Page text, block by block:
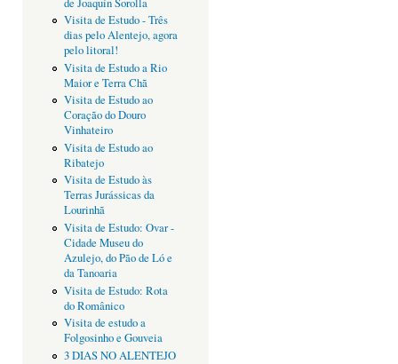
Visita de Estudo - Três
dias pelo Alentejo, agora
pelo litoral!
Visita de Estudo a Rio
Maior e Terra Chã
Visita de Estudo ao
Coração do Douro
Vinhateiro
Visita de Estudo ao
Ribatejo
Visita de Estudo às
Terras Jurássicas da
Lourinhã
Visita de Estudo: Ovar -
Cidade Museu do
Azulejo, do Pão de Ló e
da Tanoaria
Visita de Estudo: Rota
do Românico
Visita de estudo a
Folgosinho e Gouveia
3 DIAS NO ALENTEJO